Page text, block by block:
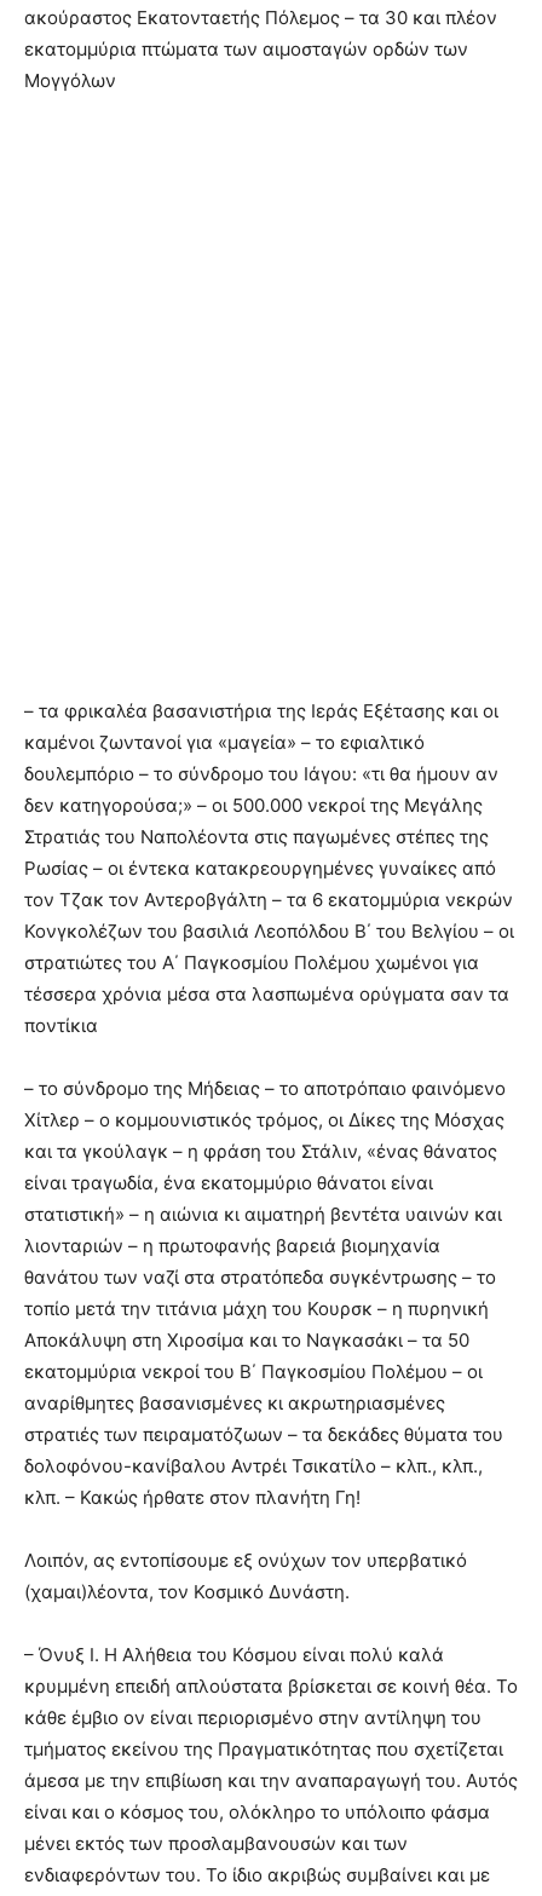
ακούραστος Εκατονταετής Πόλεμος – τα 30 και πλέον
εκατομμύρια πτώματα των αιμοσταγών ορδών των
Μογγόλων
– τα φρικαλέα βασανιστήρια της Ιεράς Εξέτασης και οι
καμένοι ζωντανοί για «μαγεία» – το εφιαλτικό
δουλεμπόριο – το σύνδρομο του Ιάγου: «τι θα ήμουν αν
δεν κατηγορούσα;» – οι 500.000 νεκροί της Μεγάλης
Στρατιάς του Ναπολέοντα στις παγωμένες στέπες της
Ρωσίας – οι έντεκα κατακρεουργημένες γυναίκες από
τον Τζακ τον Αντεροβγάλτη – τα 6 εκατομμύρια νεκρών
Κονγκολέζων του βασιλιά Λεοπόλδου Β΄ του Βελγίου – οι
στρατιώτες του Α΄ Παγκοσμίου Πολέμου χωμένοι για
τέσσερα χρόνια μέσα στα λασπωμένα ορύγματα σαν τα
ποντίκια
– το σύνδρομο της Μήδειας – το αποτρόπαιο φαινόμενο
Χίτλερ – ο κομμουνιστικός τρόμος, οι Δίκες της Μόσχας
και τα γκούλαγκ – η φράση του Στάλιν, «ένας θάνατος
είναι τραγωδία, ένα εκατομμύριο θάνατοι είναι
στατιστική» – η αιώνια κι αιματηρή βεντέτα υαινών και
λιονταριών – η πρωτοφανής βαρειά βιομηχανία
θανάτου των ναζί στα στρατόπεδα συγκέντρωσης – το
τοπίο μετά την τιτάνια μάχη του Κουρσκ – η πυρηνική
Αποκάλυψη στη Χιροσίμα και το Ναγκασάκι – τα 50
εκατομμύρια νεκροί του Β΄ Παγκοσμίου Πολέμου – οι
αναρίθμητες βασανισμένες κι ακρωτηριασμένες
στρατιές των πειραματόζωων – τα δεκάδες θύματα του
δολοφόνου-κανίβαλου Αντρέι Τσικατίλο – κλπ., κλπ.,
κλπ. – Κακώς ήρθατε στον πλανήτη Γη!
Λοιπόν, ας εντοπίσουμε εξ ονύχων τον υπερβατικό
(χαμαι)λέοντα, τον Κοσμικό Δυνάστη.
– Όνυξ I. Η Αλήθεια του Κόσμου είναι πολύ καλά
κρυμμένη επειδή απλούστατα βρίσκεται σε κοινή θέα. Το
κάθε έμβιο ον είναι περιορισμένο στην αντίληψη του
τμήματος εκείνου της Πραγματικότητας που σχετίζεται
άμεσα με την επιβίωση και την αναπαραγωγή του. Αυτός
είναι και ο κόσμος του, ολόκληρο το υπόλοιπο φάσμα
μένει εκτός των προσλαμβανουσών και των
ενδιαφερόντων του. Το ίδιο ακριβώς συμβαίνει και με